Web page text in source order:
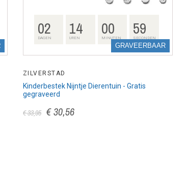
GRAVEERBAAR
02
DAGEN 14
UREN 00
MINUTEN 58
SECONDEN
ZILVERSTAD
Kinderbestek Nijntje Dierentuin - Gratis
gegraveerd
€ 33,95 € 30,56